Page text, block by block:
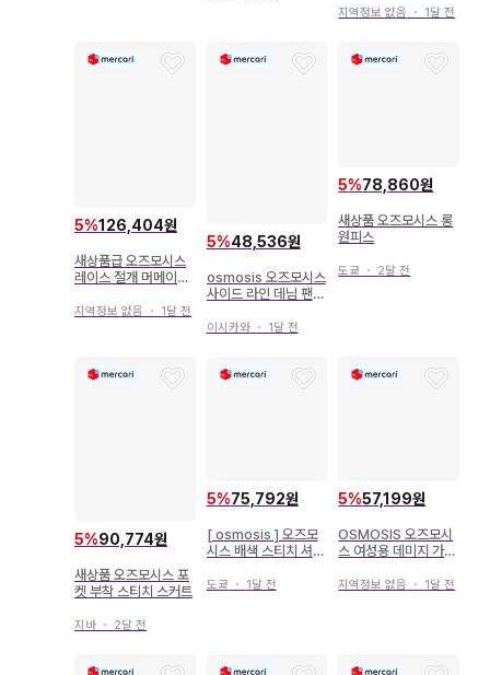
지역정보 없음 ・ 1달 전
5%126,404원
새상품급 오즈모시스
레이스 절개 머메이드
지역정보 없음 ・ 1달 전
5%48,536원
osmosis 오즈모시스
사이드 라인 데님 팬츠
이시카와・ 1달 전
5%78,860원
새상품 오즈모시스 롱
원피스
도쿄 ・ 2달 전
5%90,774원
새상품 오즈모시스 포
켓 부착 스티치 스커트
지바 ・ 2달 전
5%75,792원
[ osmosis ] 오즈모
시스 배색 스티치 셔츠
도쿄 ・ 1달 전
5%57,199원
OSMOSIS 오즈모시
스 여성용 데미지 가공
지역정보 없음 ・ 1달 전